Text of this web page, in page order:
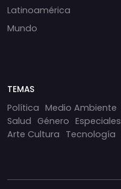
Latinoamérica
Mundo
TEMAS
Política Medio Ambiente
Salud Género Especiales
Arte Cultura Tecnología